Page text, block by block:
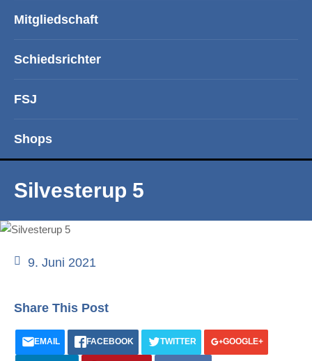
Mitgliedschaft
Schiedsrichter
FSJ
Shops
Silvesterup 5
9. Juni 2021
Share This Post
EMAIL FACEBOOK TWITTER GOOGLE+